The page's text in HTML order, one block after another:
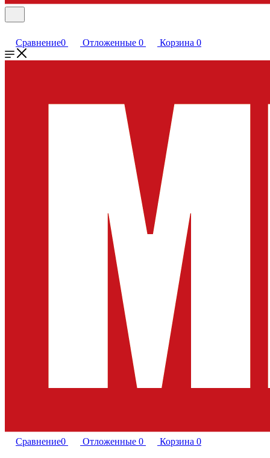
Сравнение0 Отложенные 0 Корзина 0
Сравнение0 Отложенные 0 Корзина 0